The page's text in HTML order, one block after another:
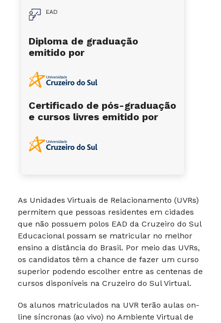
As Unidades Virtuais de Relacionamento (UVRs)
permitem que pessoas residentes em cidades
que não possuem polos EAD da Cruzeiro do Sul
Educacional possam se matricular no melhor
ensino a distância do Brasil. Por meio das UVRs,
os candidatos têm a chance de fazer um curso
superior podendo escolher entre as centenas de
cursos disponíveis na Cruzeiro do Sul Virtual.
Os alunos matriculados na UVR terão aulas on-
line síncronas (ao vivo) no Ambiente Virtual de
EAD
Diploma de graduação
emitido por
Certificado de pós-graduação
e cursos livres emitido por